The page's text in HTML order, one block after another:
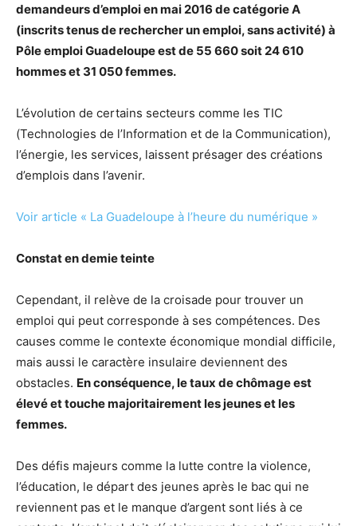
demandeurs d’emploi en mai 2016 de catégorie A
(inscrits tenus de rechercher un emploi, sans activité) à
Pôle emploi Guadeloupe est de 55 660 soit 24 610
hommes et 31 050 femmes.
L’évolution de certains secteurs comme les TIC
(Technologies de l’Information et de la Communication),
l’énergie, les services, laissent présager des créations
d’emplois dans l’avenir.
Voir article « La Guadeloupe à l’heure du numérique »
Constat en demie teinte
Cependant, il relève de la croisade pour trouver un
emploi qui peut corresponde à ses compétences. Des
causes comme le contexte économique mondial difficile,
mais aussi le caractère insulaire deviennent des
obstacles. En conséquence, le taux de chômage est
élevé et touche majoritairement les jeunes et les
femmes.
Des défis majeurs comme la lutte contre la violence,
l’éducation, le départ des jeunes après le bac qui ne
reviennent pas et le manque d’argent sont liés à ce